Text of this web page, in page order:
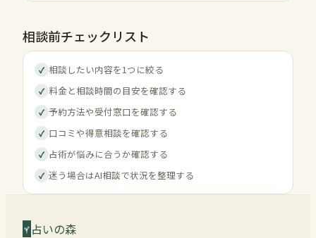
相談前チェックリスト
✓ 相談したい内容を1つに絞る
✓ 料金と相談時間の目安を確認する
✓ 予約方法や受付窓口を確認する
✓ 口コミや得意相談を確認する
✓ 占術が悩みに合うか確認する
✓ 迷う場合はAI相談で状況を整理する
占いの森